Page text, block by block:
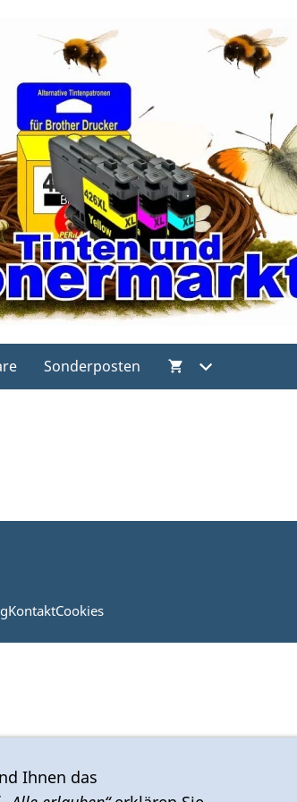
Sonderposten
KontaktCookies
Ihnen das